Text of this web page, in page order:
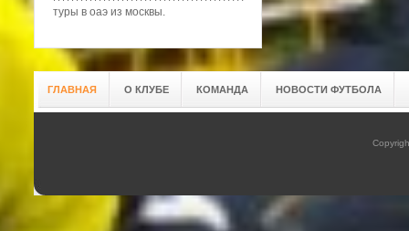
туры в оаэ из москвы.
ГЛАВНАЯ О КЛУБЕ КОМАНДА НОВОСТИ ФУТБОЛА